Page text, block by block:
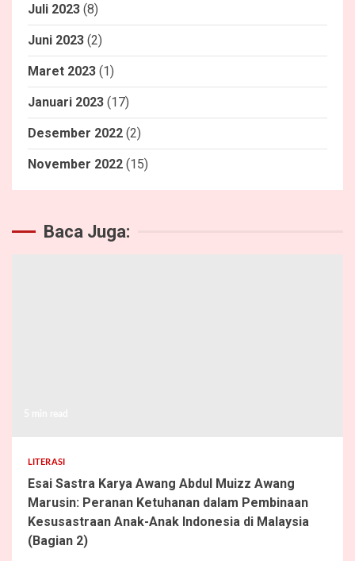
Juli 2023 (8)
Juni 2023 (2)
Maret 2023 (1)
Januari 2023 (17)
Desember 2022 (2)
November 2022 (15)
Baca Juga:
LITERASI
Esai Sastra Karya Awang Abdul Muizz Awang
Marusin: Peranan Ketuhanan dalam Pembinaan
Kesusastraan Anak-Anak Indonesia di Malaysia
(Bagian 2)